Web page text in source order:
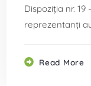
Dispoziția nr.
reprezentanți
Read More